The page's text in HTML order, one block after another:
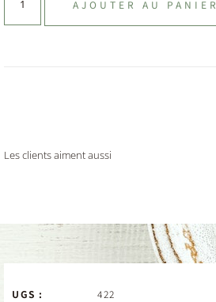
AJOUTER AU PANIER
Les clients aiment aussi
UGS :
422